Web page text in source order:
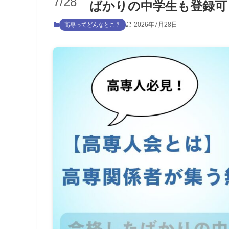
ばかりの中学生も登録
高専ってどんなとこ？ 2026年7月28日